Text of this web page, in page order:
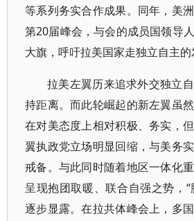
等系列务实合作成果。同年，美
第20届峰会，与会的成员国领导
大旗，呼吁拉美国家走独立自主的
拉美左翼历来追求外交独立
持距离。而此轮崛起的新左翼虽
在对美态度上相对积极、务实，
翼执政党立场明显回缩，与美务实
戒备。与此同时随着地区一体化
呈现抱团取暖、联合自强之势，“
逐步显露。在拉共体峰会上，多